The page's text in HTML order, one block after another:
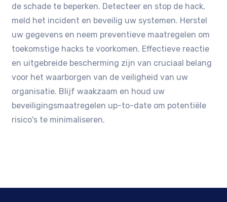
de schade te beperken. Detecteer en stop de hack,
meld het incident en beveilig uw systemen. Herstel
uw gegevens en neem preventieve maatregelen om
toekomstige hacks te voorkomen. Effectieve reactie
en uitgebreide bescherming zijn van cruciaal belang
voor het waarborgen van de veiligheid van uw
organisatie. Blijf waakzaam en houd uw
beveiligingsmaatregelen up-to-date om potentiële
risico's te minimaliseren.